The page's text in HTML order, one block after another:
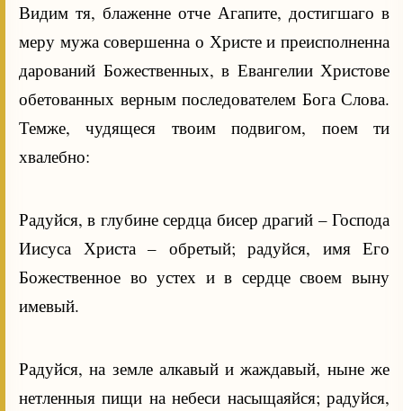
Видим тя, блаженне отче Агапите, достигшаго в
меру мужа совершенна о Христе и преисполненна
дарований Божественных, в Евангелии Христове
обетованных верным последователем Бога Слова.
Темже, чудящеся твоим подвигом, поем ти
хвалебно:
Радуйся, в глубине сердца бисер драгий – Господа
Иисуса Христа – обретый; радуйся, имя Его
Божественное во устех и в сердце своем выну
имевый.
Радуйся, на земле алкавый и жаждавый, ныне же
нетленныя пищи на небеси насыщаяйся; радуйся,